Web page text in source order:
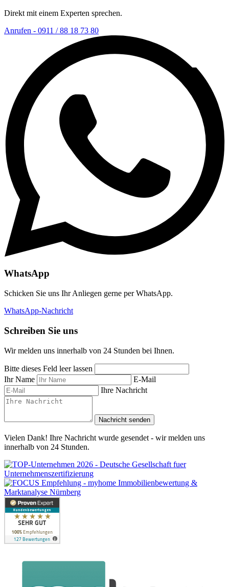
Direkt mit einem Experten sprechen.
Anrufen - 0911 / 88 18 73 80
WhatsApp
Schicken Sie uns Ihr Anliegen gerne per WhatsApp.
WhatsApp-Nachricht
Schreiben Sie uns
Wir melden uns innerhalb von 24 Stunden bei Ihnen.
Bitte dieses Feld leer lassen
Ihr Name
E-Mail
Ihre Nachricht
Nachricht senden
Vielen Dank! Ihre Nachricht wurde gesendet - wir melden uns
innerhalb von 24 Stunden.